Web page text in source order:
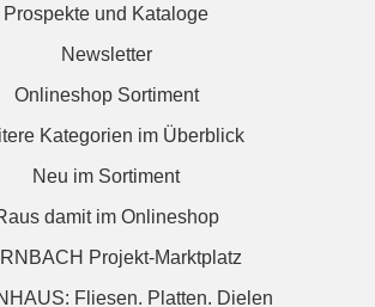
Prospekte und Kataloge
Newsletter
Onlineshop Sortiment
Kategorien im Überblick
Neu im Sortiment
damit im Onlineshop
Projekt-Marktplatz
Fliesen. Platten. Dielen